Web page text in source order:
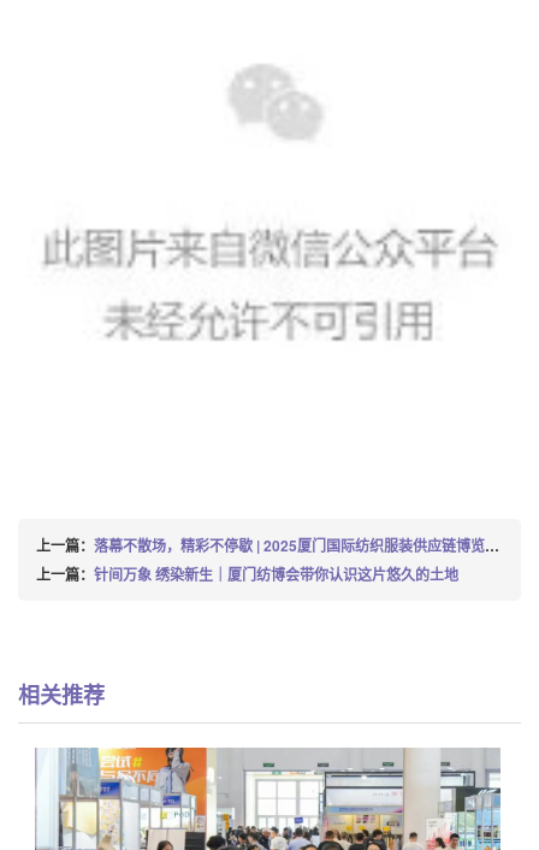
上一篇： 落幕不散场，精彩不停歇 | 2025厦门国际纺织服装供应链博览会圆满收官！
上一篇： 针间万象 绣染新生｜厦门纺博会带你认识这片悠久的土地
相关推荐